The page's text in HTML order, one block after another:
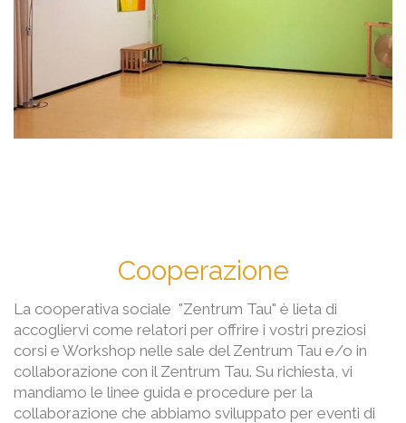
Cooperazione
La cooperativa sociale "Zentrum Tau" è lieta di
accogliervi come relatori per offrire i vostri preziosi
corsi e Workshop nelle sale del Zentrum Tau e/o in
collaborazione con il Zentrum Tau. Su richiesta, vi
mandiamo le linee guida e procedure per la
collaborazione che abbiamo sviluppato per eventi di